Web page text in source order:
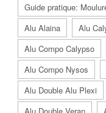
Guide pratique:
Alu Alaina
Alu
Alu Compo Calypso
Alu Compo Nysos
Alu Double Alu Plexi